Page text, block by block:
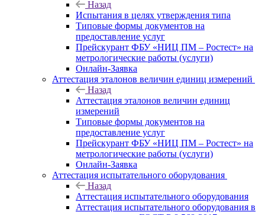
Назад
Испытания в целях утверждения типа
Типовые формы документов на
предоставление услуг
Прейскурант ФБУ «НИЦ ПМ – Ростест» на
метрологические работы (услуги)
Онлайн-Заявка
Аттестация эталонов величин единиц измерений
Назад
Аттестация эталонов величин единиц
измерений
Типовые формы документов на
предоставление услуг
Прейскурант ФБУ «НИЦ ПМ – Ростест» на
метрологические работы (услуги)
Онлайн-Заявка
Аттестация испытательного оборудования
Назад
Аттестация испытательного оборудования
Аттестация испытательного оборудования в